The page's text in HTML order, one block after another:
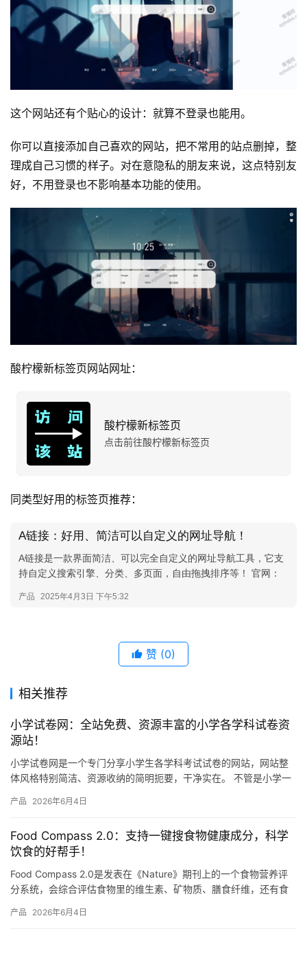
运
营
这个网站还有个贴心的设计：就算不登录也能用。
你可以直接添加自己喜欢的网站，把不常用的站点删掉，整
理成自己习惯的样子。对在意隐私的朋友来说，这点特别友
好，不用登录也不影响基本功能的使用。
酸柠檬新标签页网站网址：
酸柠檬新标签页
点击前往酸柠檬新标签页
同类型好用的标签页推荐：
赞 (0)
相关推荐
小学试卷网：全站免费、资源丰富的小学各学科试卷资
源站！
小学试卷网是一个专门分享小学生各学科考试试卷的网站，网站整
体风格特别简洁、资源收纳的简明扼要，干净实在。 不管是小学一
都有…
产品 2026年6月4日
Food Compass 2.0：支持一键搜食物健康成分，科学
饮食的好帮手！
Food Compass 2.0是发表在《Nature》期刊上的一个食物营养评
分系统，会综合评估食物里的维生素、矿物质、膳食纤维，还有食
产品 2026年6月4日